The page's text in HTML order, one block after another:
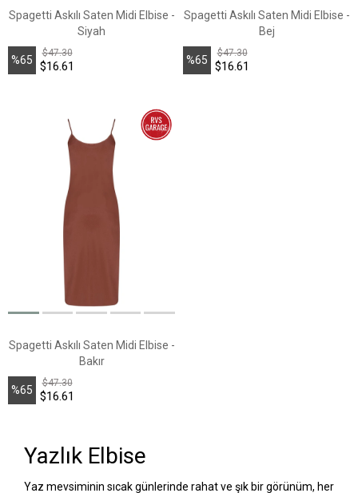
Spagetti Askılı Saten Midi Elbise -
Siyah
%65 $16.61
$47.30
Spagetti Askılı Saten Midi Elbise -
Bej
%65 $16.61
$47.30
Spagetti Askılı Saten Midi Elbise -
Bakır
%65 $16.61
$47.30
Yazlık Elbise
Yaz mevsiminin sıcak günlerinde rahat ve şık bir görünüm, her